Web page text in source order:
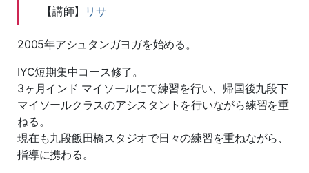
【講師】 リサ
2005年アシュタンガヨガを始める。
IYC短期集中コース修了。
3ヶ月インド マイソールにて練習を行い、帰国後九段下
マイソールクラスのアシスタントを行いながら練習を重
ねる。
現在も九段飯田橋スタジオで日々の練習を重ねながら、
指導に携わる。